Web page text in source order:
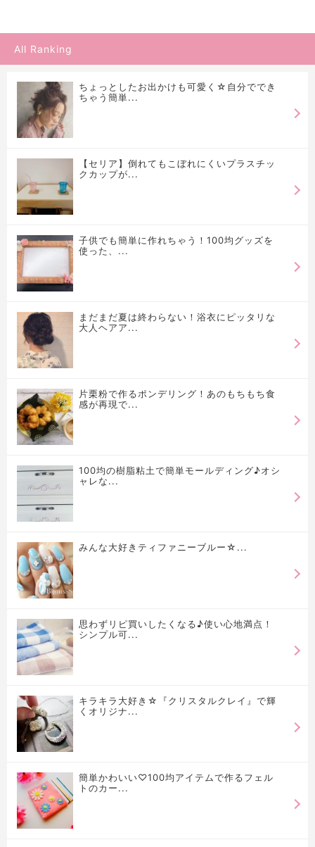
All Ranking
ちょっとしたお出かけも可愛く☆自分ででき
ちゃう簡単...
【セリア】倒れてもこぼれにくいプラスチッ
クカップが...
子供でも簡単に作れちゃう！100均グッズを
使った、...
まだまだ夏は終わらない！浴衣にピッタリな
大人ヘアア...
片栗粉で作るポンデリング！あのもちもち食
感が再現で...
100均の樹脂粘土で簡単モールディング♪オシ
ャレな...
みんな大好きティファニーブルー☆...
思わずリピ買いしたくなる♪使い心地満点！
シンプル可...
キラキラ大好き☆『クリスタルクレイ』で輝
くオリジナ...
簡単かわいい♡100均アイテムで作るフェル
トのカー...